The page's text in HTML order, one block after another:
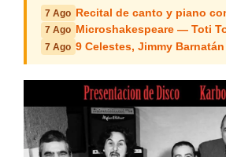
7 Ago Recital de canto y piano
7 Ago Microshakespeare — Toti
7 Ago 9 Celestes, Jimmy